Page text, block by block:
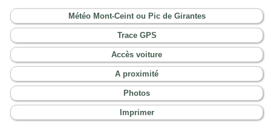
Météo Mont-Ceint ou Pic de Girantes
Trace GPS
Accès voiture
A proximité
Photos
Imprimer